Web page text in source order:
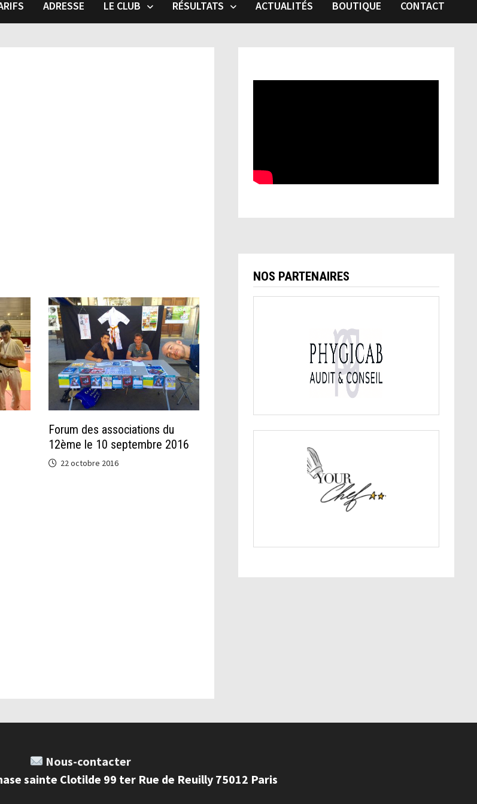
ADRESSE LE CLUB RÉSULTATS ACTUALITÉS BOUTIQUE CONTACT
Forum des associations du
12ème le 10 septembre 2016
22 octobre 2016
NOS PARTENAIRES
Nous-contacter
sainte Clotilde 99 ter Rue de Reuilly 75012 Paris